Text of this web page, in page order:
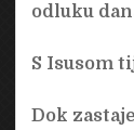
odluku
S Isusom
Dok